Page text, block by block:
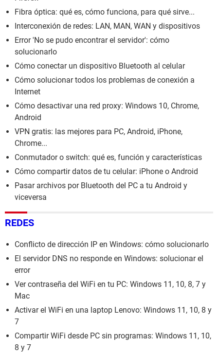
Fibra óptica: qué es, cómo funciona, para qué sirve...
Interconexión de redes: LAN, MAN, WAN y dispositivos
Error 'No se pudo encontrar el servidor': cómo
solucionarlo
Cómo conectar un dispositivo Bluetooth al celular
Cómo solucionar todos los problemas de conexión a
Internet
Cómo desactivar una red proxy: Windows 10, Chrome,
Android
VPN gratis: las mejores para PC, Android, iPhone,
Chrome...
Conmutador o switch: qué es, función y características
Cómo compartir datos de tu celular: iPhone o Android
Pasar archivos por Bluetooth del PC a tu Android y
viceversa
REDES
Conflicto de dirección IP en Windows: cómo solucionarlo
El servidor DNS no responde en Windows: solucionar el
error
Ver contraseña del WiFi en tu PC: Windows 11, 10, 8, 7 y
Mac
Activar el WiFi en una laptop Lenovo: Windows 11, 10, 8 y
7
Compartir WiFi desde PC sin programas: Windows 11, 10,
8 y 7